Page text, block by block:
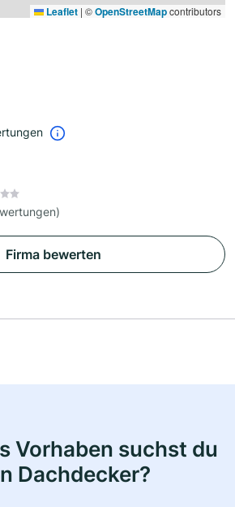
Leaflet | ©OpenStreetMapcontributors
Firma bewerten
Vorhaben suchst du
Dachdecker?